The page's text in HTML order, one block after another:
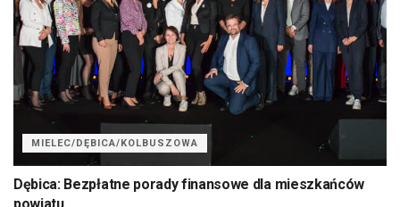
MIELEC/DĘBICA/KOLBUSZOWA
Dębica: Bezpłatne porady finansowe dla mieszkańców
powiatu